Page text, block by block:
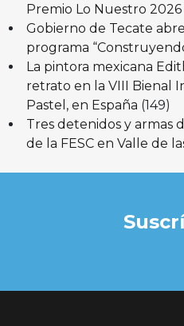
Premio Lo Nuestro 2026
Gobierno de Tecate
programa
La pintora mexicana
retrato en la VIII Bienal
Pastel, en España (149)
Tres detenidos y armas
de la FESC en Valle de